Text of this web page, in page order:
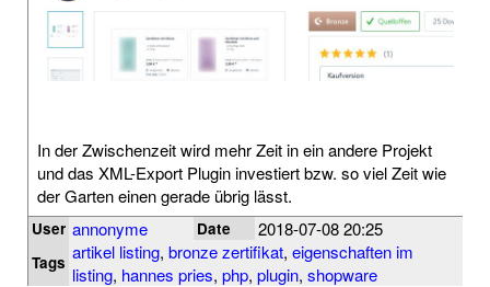
In der Zwischenzeit wird mehr Zeit in ein andere Projekt
und das XML-Export Plugin investiert bzw. so viel Zeit wie
der Garten einen gerade übrig lässt.
User annonyme Date 2018-07-08 20:25
Tags artikel listing, bronze zertifikat, eigenschaften im
listing, hannes pries, php, plugin, shopware